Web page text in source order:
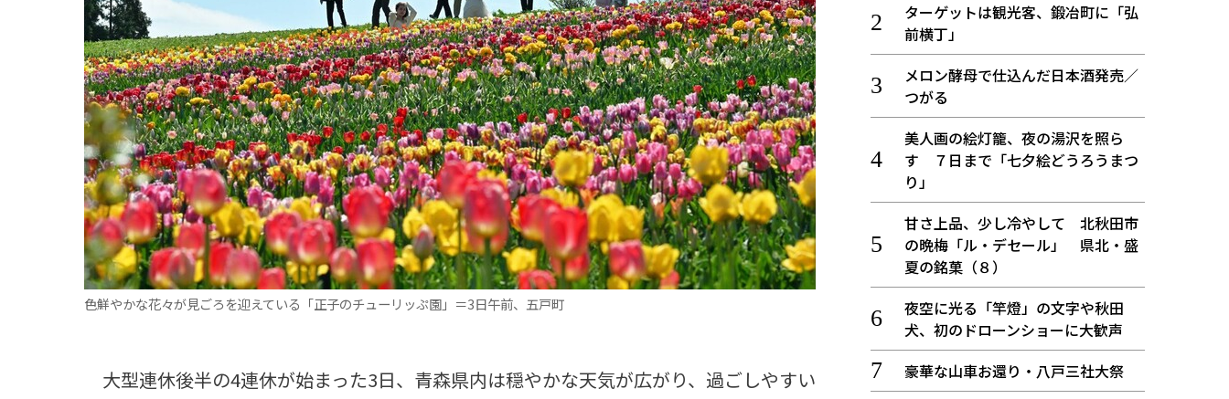
色鮮やかな花々が見ごろを迎えている「正子のチューリッぷ園」＝3日午前、五戸町
大型連休後半の4連休が始まった3日、青森県内は穏やかな天気が広がり、過ごしやすい
ターゲットは観光客、鍛冶町に「弘
前横丁」
メロン酵母で仕込んだ日本酒発売／
つがる
美人画の絵灯籠、夜の湯沢を照ら
す ７日まで「七夕絵どうろうまつ
り」
甘さ上品、少し冷やして 北秋田市
の晩梅「ル・デセール」 県北・盛
夏の銘菓（８）
夜空に光る「竿燈」の文字や秋田
犬、初のドローンショーに大歓声
豪華な山車お還り・八戸三社大祭
パワースポット
まつり・イベント
おみやげ・特産
道の駅・産直
アウトドア・レジャー
ご当地グルメ